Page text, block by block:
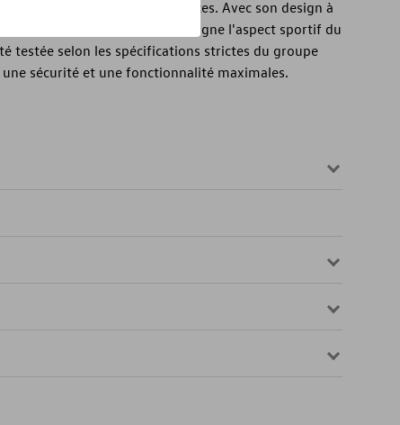
en alliage Suzuka de 19 pouces. Avec son design à
brillante gris métallisé souligne l'aspect sportif du
testée selon les spécifications strictes du groupe
sécurité et une fonctionnalité maximales.